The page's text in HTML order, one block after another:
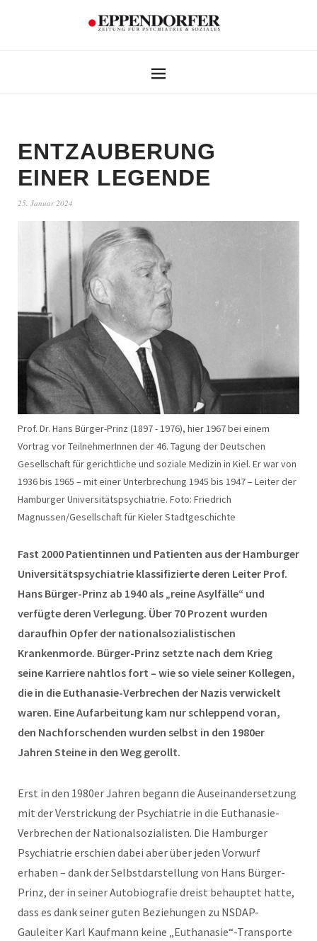
ENTZAUBERUNG
EINER LEGENDE
25. Januar 2024
Prof. Dr. Hans Bürger-Prinz (1897 - 1976), hier 1967 bei einem
Vortrag vor TeilnehmerInnen der 46. Tagung der Deutschen
Gesellschaft für gerichtliche und soziale Medizin in Kiel. Er war von
1936 bis 1965 – mit einer Unterbrechung 1945 bis 1947 – Leiter der
Hamburger Universitätspsychiatrie. Foto: Friedrich
Magnussen/Gesellschaft für Kieler Stadtgeschichte
Fast 2000 Patientinnen und Patienten aus der Hamburger
Universitätspsychiatrie klassifizierte deren Leiter Prof.
Hans Bürger-Prinz ab 1940 als „reine Asylfälle“ und
verfügte deren Verlegung. Über 70 Prozent wurden
daraufhin Opfer der nationalsozialistischen
Krankenmorde. Bürger-Prinz setzte nach dem Krieg
seine Karriere nahtlos fort – wie so viele seiner Kollegen,
die in die Euthanasie-Verbrechen der Nazis verwickelt
waren. Eine Aufarbeitung kam nur schleppend voran,
den Nachforschenden wurden selbst in den 1980er
Jahren Steine in den Weg gerollt.
Erst in den 1980er Jahren begann die Auseinandersetzung
mit der Verstrickung der Psychiatrie in die Euthanasie-
Verbrechen der Nationalsozialisten. Die Hamburger
Psychiatrie erschien dabei aber über jeden Vorwurf
erhaben – dank der Selbstdarstellung von Hans Bürger-
Prinz, der in seiner Autobiografie dreist behauptet hatte,
dass es dank seiner guten Beziehungen zu NSDAP-
Gauleiter Karl Kaufmann keine „Euthanasie“-Transporte